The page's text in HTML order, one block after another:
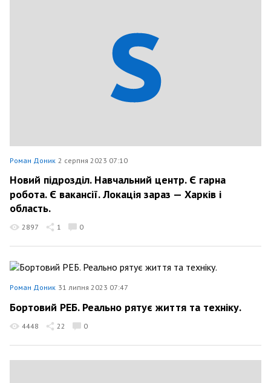
Роман Доник 2 серпня 2023 07:10
Новий підрозділ. Навчальний центр. Є гарна
робота. Є вакансії. Локація зараз — Харків і
область.
2897 1 0
Роман Доник 31 липня 2023 07:47
Бортовий РЕБ. Реально рятує життя та техніку.
4448 22 0